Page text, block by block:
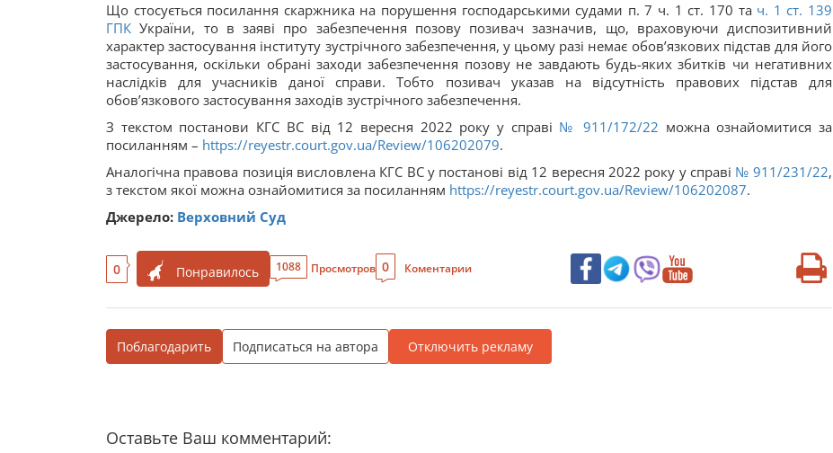
Що стосується посилання скаржника на порушення господарськими судами п. 7 ч. 1 ст. 170 та ч. 1 ст. 139
ГПК України, то в заяві про забезпечення позову позивач зазначив, що, враховуючи диспозитивний
характер застосування інституту зустрічного забезпечення, у цьому разі немає обов’язкових підстав для його
застосування, оскільки обрані заходи забезпечення позову не завдають будь-яких збитків чи негативних
наслідків для учасників даної справи. Тобто позивач указав на відсутність правових підстав для
обов’язкового застосування заходів зустрічного забезпечення.
З текстом постанови КГС ВС від 12 вересня 2022 року у справі № 911/172/22 можна ознайомитися за
посиланням – https://reyestr.court.gov.ua/Review/106202079.
Аналогічна правова позиція висловлена КГС ВС у постанові від 12 вересня 2022 року у справі № 911/231/22,
з текстом якої можна ознайомитися за посиланням https://reyestr.court.gov.ua/Review/106202087.
Джерело: Верховний Суд
0 Понравилось 1088 Просмотров 0 Коментарии
Поблагодарить Подписаться на автора Отключить рекламу
Оставьте Ваш комментарий: